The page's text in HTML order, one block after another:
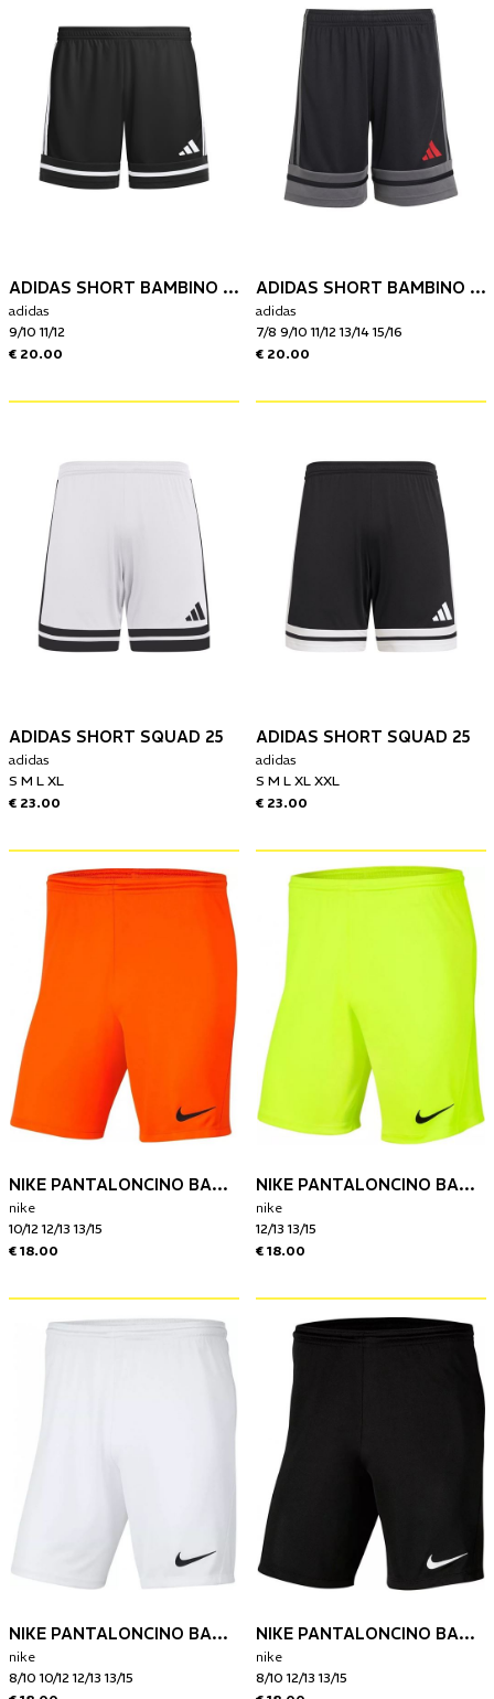
ADIDAS SHORT BAMBINO SQUAD25
adidas
9/10 11/12
€ 20.00
ADIDAS SHORT BAMBINO SQUAD25
adidas
7/8 9/10 11/12 13/14 15/16
€ 20.00
ADIDAS SHORT SQUAD 25
adidas
S M L XL
€ 23.00
ADIDAS SHORT SQUAD 25
adidas
S M L XL XXL
€ 23.00
NIKE PANTALONCINO BAMBINO PARK III
nike
10/12 12/13 13/15
€ 18.00
NIKE PANTALONCINO BAMBINO PARK III
nike
12/13 13/15
€ 18.00
NIKE PANTALONCINO BAMBINO PARK III
nike
8/10 10/12 12/13 13/15
NIKE PANTALONCINO BAMBINO PARK III
nike
8/10 12/13 13/15